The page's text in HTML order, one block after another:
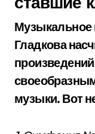
Музыкальное
Гладкова
музыки. Вот